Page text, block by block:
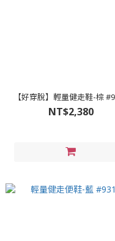
【好穿脫】輕量健走鞋-棕
NT$2,380